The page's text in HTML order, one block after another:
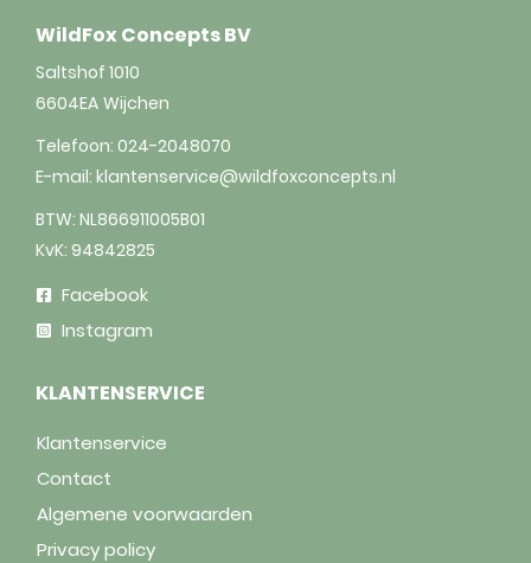
WildFox Concepts BV
Saltshof 1010
6604EA Wijchen
Telefoon: 024-2048070
E-mail: klantenservice@wildfoxconcepts.nl
BTW: NL866911005B01
KvK: 94842825
Facebook
Instagram
KLANTENSERVICE
Klantenservice
Contact
Algemene voorwaarden
Privacy policy